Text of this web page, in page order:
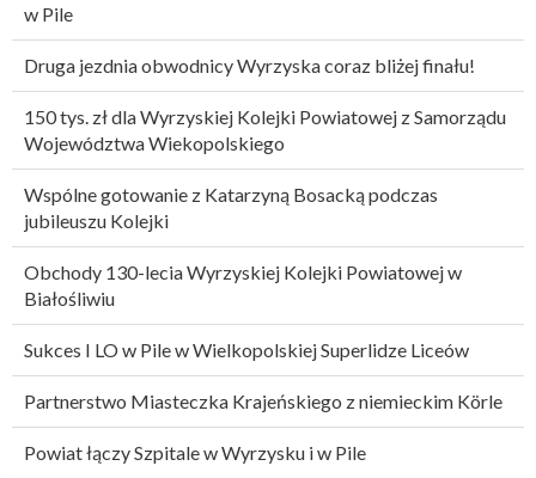
w Pile
Druga jezdnia obwodnicy Wyrzyska coraz bliżej finału!
150 tys. zł dla Wyrzyskiej Kolejki Powiatowej z Samorządu
Województwa Wiekopolskiego
Wspólne gotowanie z Katarzyną Bosacką podczas
jubileuszu Kolejki
Obchody 130-lecia Wyrzyskiej Kolejki Powiatowej w
Białośliwiu
Sukces I LO w Pile w Wielkopolskiej Superlidze Liceów
Partnerstwo Miasteczka Krajeńskiego z niemieckim Körle
Powiat łączy Szpitale w Wyrzysku i w Pile